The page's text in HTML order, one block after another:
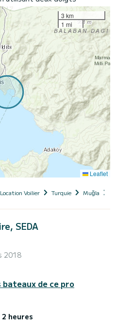
3 km
1 mi
Leaflet
Location Voilier Turquie Muğla
SEDA
2018
de ce pro
2 heures